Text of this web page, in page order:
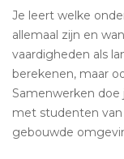
Je leert welke
allemaal zijn en
vaardigheden als
berekenen, maar
Samenwerken
met studenten
gebouwde